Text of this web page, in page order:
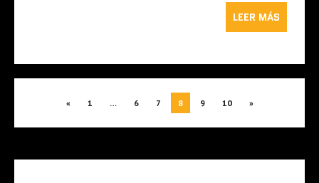
LEER MÁS
« 1 … 6 7 8 9 10 »